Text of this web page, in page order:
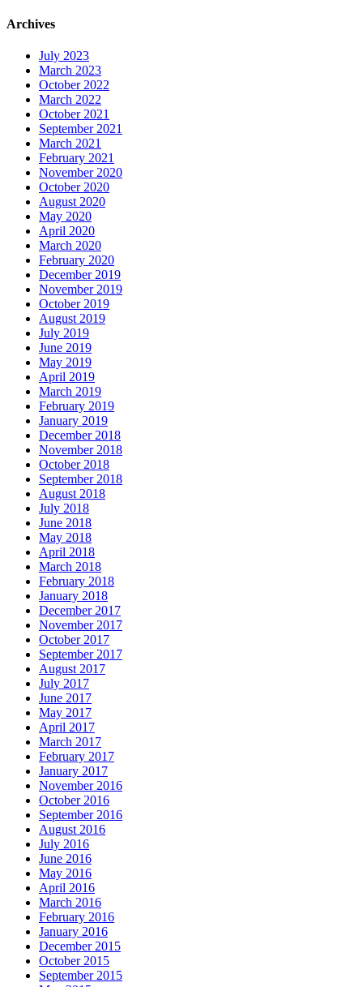
Archives
July 2023
March 2023
October 2022
March 2022
October 2021
September 2021
March 2021
February 2021
November 2020
October 2020
August 2020
May 2020
April 2020
March 2020
February 2020
December 2019
November 2019
October 2019
August 2019
July 2019
June 2019
May 2019
April 2019
March 2019
February 2019
January 2019
December 2018
November 2018
October 2018
September 2018
August 2018
July 2018
June 2018
May 2018
April 2018
March 2018
February 2018
January 2018
December 2017
November 2017
October 2017
September 2017
August 2017
July 2017
June 2017
May 2017
April 2017
March 2017
February 2017
January 2017
November 2016
October 2016
September 2016
August 2016
July 2016
June 2016
May 2016
April 2016
March 2016
February 2016
January 2016
December 2015
October 2015
September 2015